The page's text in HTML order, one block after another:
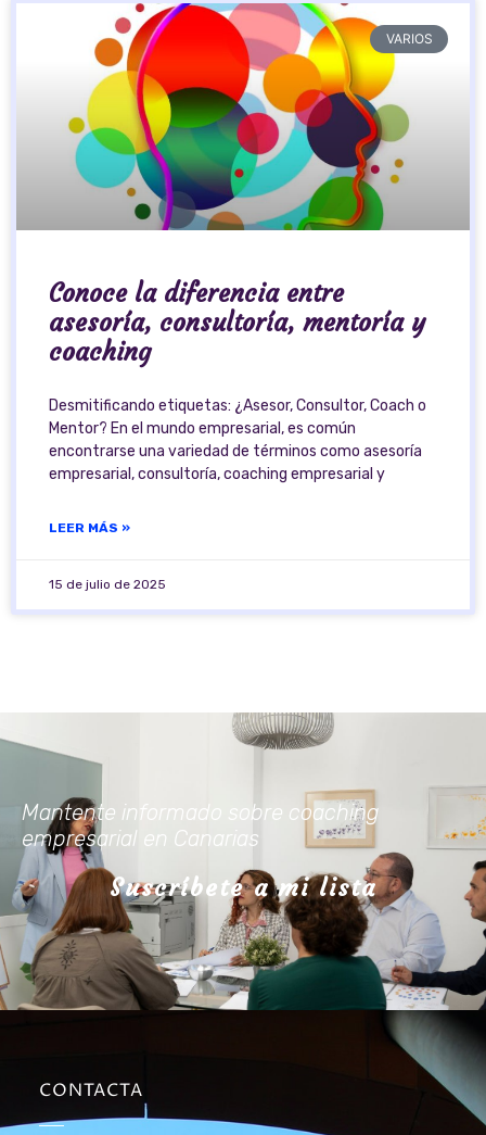
VARIOS
Conoce la diferencia entre
asesoría, consultoría, mentoría y
coaching
Desmitificando etiquetas: ¿Asesor, Consultor, Coach o
Mentor? En el mundo empresarial, es común
encontrarse una variedad de términos como asesoría
empresarial, consultoría, coaching empresarial y
LEER MÁS »
15 de julio de 2025
Mantente informado sobre coaching
empresarial en Canarias
Suscríbete a mi lista
CONTACTA